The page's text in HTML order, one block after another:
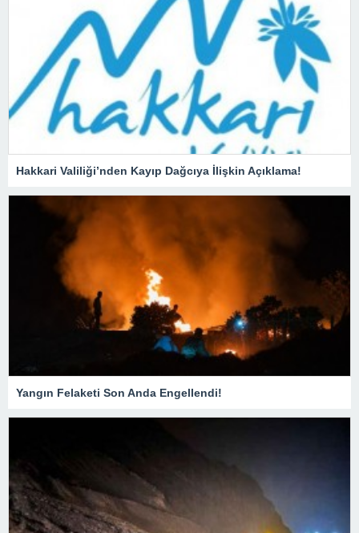
Hakkari Valiliği’nden Kayıp Dağcıya İlişkin Açıklama!
Yangın Felaketi Son Anda Engellendi!